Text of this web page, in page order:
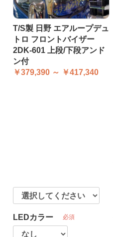
T/S製 日野 エアループデュ
トロ フロントバイザー
2DK-601 上段/下段アンド
ン付
￥379,390 ～ ￥417,340
LEDカラー 必須